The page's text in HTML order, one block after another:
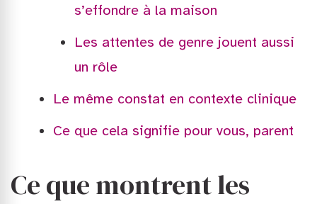
s’effondre à la maison
Les attentes de genre jouent aussi
un rôle
Le même constat en contexte clinique
Ce que cela signifie pour vous, parent
Ce que montrent les